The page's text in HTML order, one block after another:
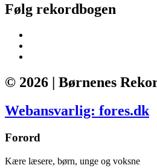
Følg rekordbogen
© 2026 | Børnenes
Webansvarlig: fores.dk
Forord
Kære læsere, børn, unge og voksne